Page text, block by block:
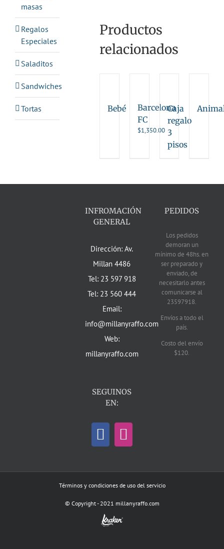
Productos
relacionados
Bebé
Barcelona
FC
$1,350.00
Caja
regalo
3
pisos
masas
Regalos
Especiales
Saladitos
Sandwiches
Tortas
INFROMACIÓN
GENERAL
Dirección: Av.
Millan 4486
Tel: 23 597 918
Tel: 23 560 444
Email:
info@millanyraffo.com
Web:
millanyraffo.com
SEGUINOS
EN:
PEDIDOS
Los pedidos
demoran un
mínimo de 48hs. en
ser preparado y
enviado, de
necesitarlo antes
comunicarse al
23597918.
Envíos a todo el
país.
Costo del envío
$120.
Términos y condiciones de uso del servicio
© Copyright - 2021 millanyraffo.com